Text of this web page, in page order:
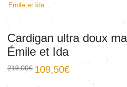
Emile et Ida
Cardigan ultra doux
Émile et Ida
219,00€ 109,50€